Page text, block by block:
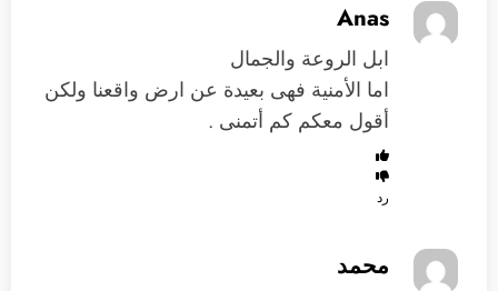
Anas
ابل الروعة والجمال
اما الأمنية فهى بعيدة عن ارض واقعنا ولكن
أقول معكم كم أتمنى .
رد
محمد